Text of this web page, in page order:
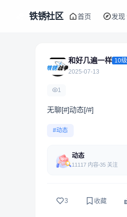
铁锈社区 首页 发现
和好几遍一样 10级
2025-07-13
1
无聊[#]动态[/#]
#动态
动态
11117 内容 35 关注
3 收藏